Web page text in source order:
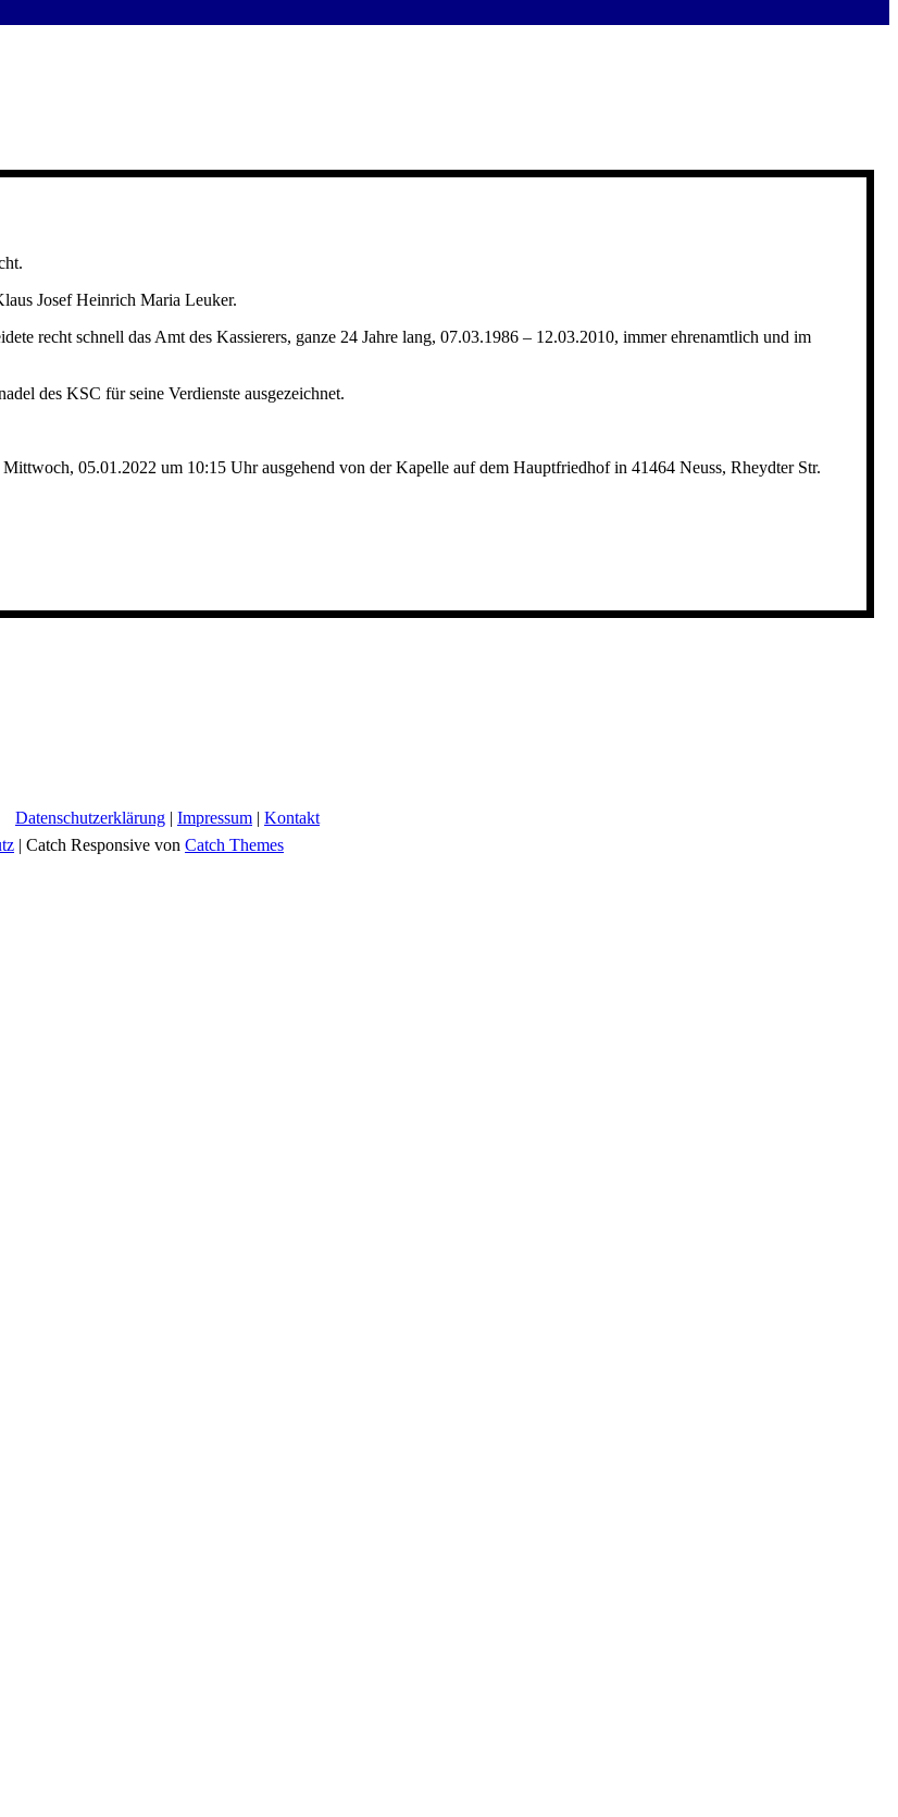
Josef Heinrich Maria Leuker.
recht schnell das Amt des Kassierers, ganze 24 Jahre lang, 07.03.1986 – 12.03.2010, immer ehrenamtlich und im
des KSC für seine Verdienste ausgezeichnet.
05.01.2022 um 10:15 Uhr ausgehend von der Kapelle auf dem Hauptfriedhof in 41464 Neuss, Rheydter Str.
Datenschutzerklärung | Impressum | Kontakt
| Catch Responsive von Catch Themes